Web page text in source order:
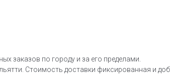
заказов по городу и за его пределами.
Стоимость доставки фиксированная и